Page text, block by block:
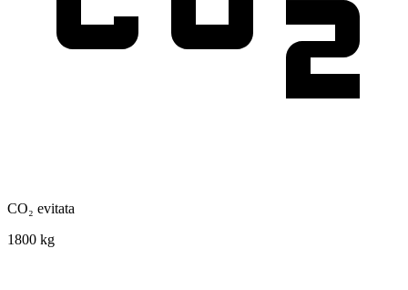
CO₂ evitata
1800 kg